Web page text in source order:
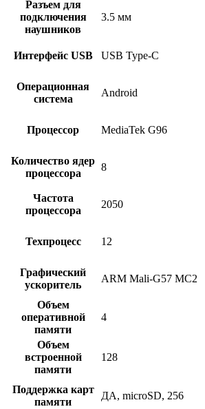
Разъем для
подключения
наушников
3.5 мм
Интерфейс USB USB Type-C
Операционная
система
Android
Процессор MediaTek G96
Количество ядер
процессора
8
Частота
процессора
2050
Техпроцесс 12
Графический
ускоритель
ARM Mali-G57 MC2
Объем
оперативной
памяти
4
Объем
встроенной
памяти
128
Поддержка карт
памяти
ДА, microSD, 256